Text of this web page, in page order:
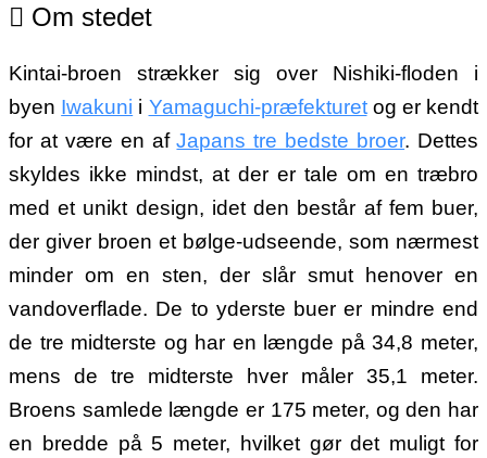
Om stedet
Kintai-broen strækker sig over Nishiki-floden i
byen Iwakuni i Yamaguchi-præfekturetog er kendt
for at være en afJapans tre bedste broer. Dettes
skyldes ikke mindst, at der er tale om en træbro
med et unikt design, idet den består af fem buer,
der giver broen et bølge-udseende, som nærmest
minder om en sten, der slår smut henover en
vandoverflade. De to yderste buer er mindre end
de tre midterste og har en længde på 34,8 meter,
mens de tre midterste hver måler 35,1 meter.
Broens samlede længde er 175 meter, og den har
en bredde på 5 meter, hvilket gør det muligt for